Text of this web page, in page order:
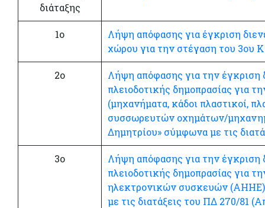
διάταξης
1ο
Λήψη απόφασης για έγκριση
χώρου για την στέγαση του 3ου
2ο
Λήψη απόφασης για την έγκριση
πλειοδοτικής δημοπρασίας για
(μηχανήματα, κάδοι πλαστικοί,
συσσωρευτών οχημάτων/
Δημητρίου» σύμφωνα με τις
3ο
Λήψη απόφασης για την έγκριση
πλειοδοτικής δημοπρασίας για
ηλεκτρονικών συσκευών
με τις διατάξεις του ΠΔ 270/81